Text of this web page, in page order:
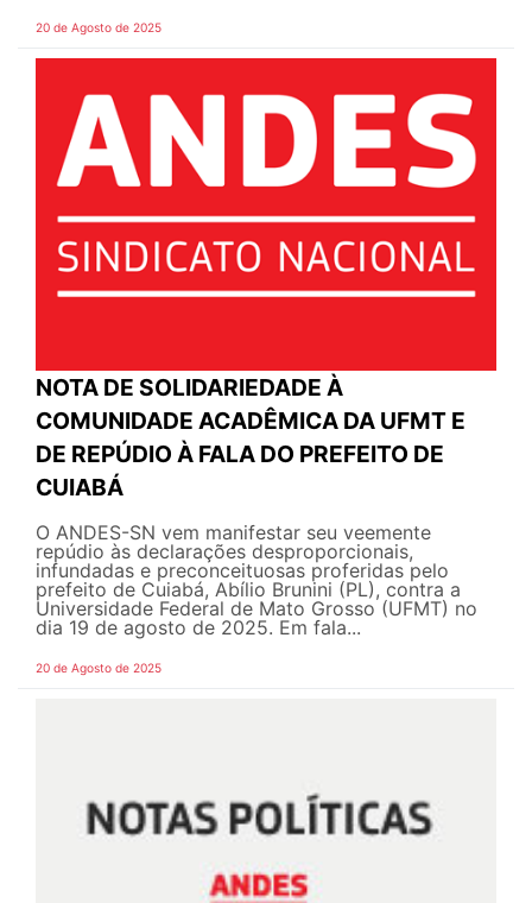
20 de Agosto de 2025
NOTA DE SOLIDARIEDADE À
COMUNIDADE ACADÊMICA DA UFMT E
DE REPÚDIO À FALA DO PREFEITO DE
CUIABÁ
O ANDES-SN vem manifestar seu veemente
repúdio às declarações desproporcionais,
infundadas e preconceituosas proferidas pelo
prefeito de Cuiabá, Abílio Brunini (PL), contra a
Universidade Federal de Mato Grosso (UFMT) no
dia 19 de agosto de 2025. Em fala...
20 de Agosto de 2025